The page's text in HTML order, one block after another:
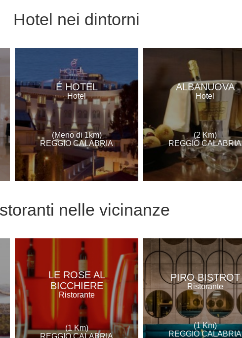
Hotel nei dintorni
É HOTEL
Hotel
(Meno di 1km)
REGGIO CALABRIA
ALBANUOVA
Hotel
(2 Km)
REGGIO CALABRIA
nelle vicinanze
LE ROSE AL
BICCHIERE
Ristorante
(1 Km)
PIRO BISTROT
Ristorante
(1 Km)
REGGIO CALABRIA